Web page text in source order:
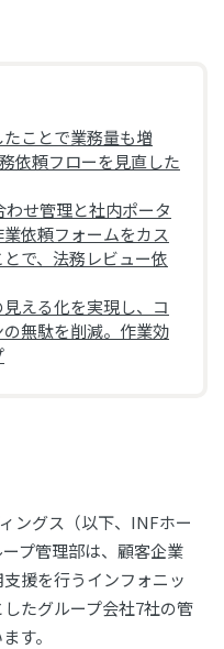
ことで業務量も増
依頼フローを見直した
せ管理と社内ポータ
依頼フォームをカス
で、法務レビュー依
える化を実現し、コ
無駄を削減。作業効
ングス（以下、INFホー
プ管理部は、顧客企業
援を行うインフォニッ
たグループ会社7社の管
す。